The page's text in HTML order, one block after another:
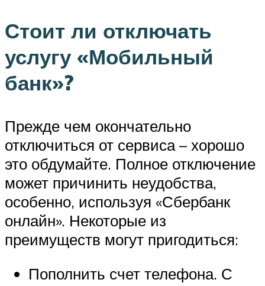
Стоит ли отключать
услугу «Мобильный
банк»?
Прежде чем окончательно
отключиться от сервиса – хорошо
это обдумайте. Полное отключение
может причинить неудобства,
особенно, используя «Сбербанк
онлайн». Некоторые из
преимуществ могут пригодиться:
Пополнить счет телефона. С